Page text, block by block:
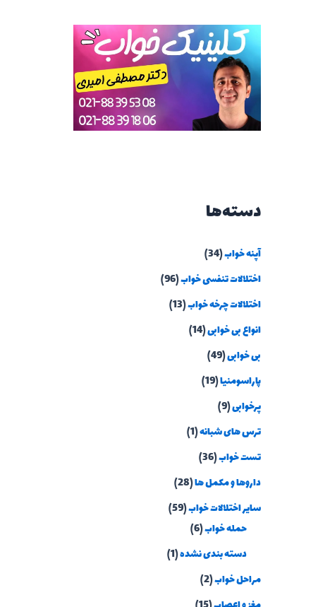
دسته‌ها
آپنه خواب(34)
اختلالات تنفسی خواب(96)
اختلالات چرخه خواب(13)
انواع بی خوابی(14)
بی خوابی(49)
پاراسومنیا(19)
پرخوابی(9)
ترس های شبانه(1)
تست خواب(36)
داروها و مکمل ها(28)
سایر اختلالات خواب(59)
حمله خواب(6)
دسته بندی نشده(1)
مراحل خواب(2)